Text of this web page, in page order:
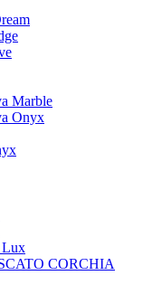
Marble
Onyx
Lux
CORCHIA